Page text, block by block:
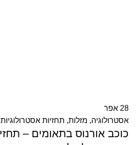
28 אפר
אסטרולוגיה, מזלות, תחזיות אסטרולוגיות